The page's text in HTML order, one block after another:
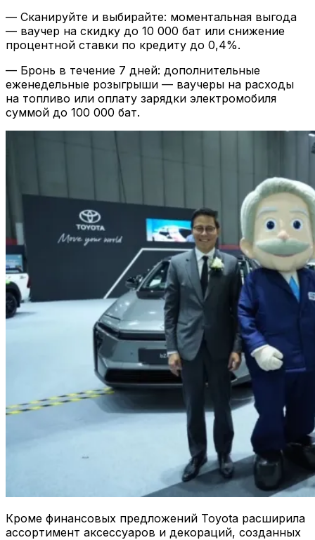
— Сканируйте и выбирайте: моментальная выгода
— ваучер на скидку до 10 000 бат или снижение
процентной ставки по кредиту до 0,4%.
— Бронь в течение 7 дней: дополнительные
еженедельные розыгрыши — ваучеры на расходы
на топливо или оплату зарядки электромобиля
суммой до 100 000 бат.
Кроме финансовых предложений Toyota расширила
ассортимент аксессуаров и декораций, созданных